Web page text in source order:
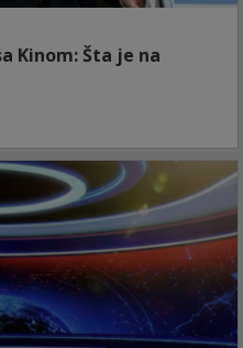
Kinom: Šta je na